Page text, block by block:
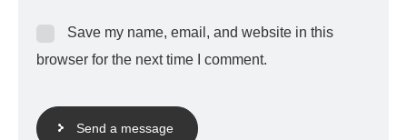
Save my name, email, and website in this
browser for the next time I comment.
Send a message